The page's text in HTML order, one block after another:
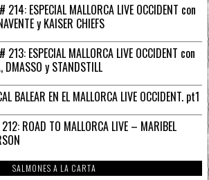
214: ESPECIAL MALLORCA LIVE OCCIDENT con
y KAISER CHIEFS
213: ESPECIAL MALLORCA LIVE OCCIDENT con
DMASSO y STANDSTILL
BALEAR EN EL MALLORCA LIVE OCCIDENT. pt1
ROAD TO MALLORCA LIVE – MARIBEL
SALMONES A LA CARTA